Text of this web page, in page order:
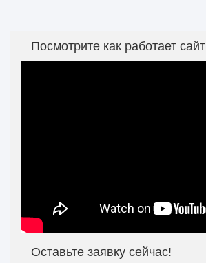
Посмотрите как работает сайт
Оставьте заявку сейчас!